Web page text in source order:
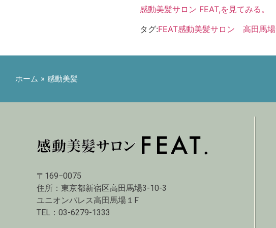
感動美髪サロン FEAT,を見てみる。
タグ:FEAT感動美髪サロン 高田馬場
ホーム » 感動美髪
〒169−0075
住所：東京都新宿区高田馬場3-10-3
ユニオンパレス高田馬場１F
TEL：03-6279-1333